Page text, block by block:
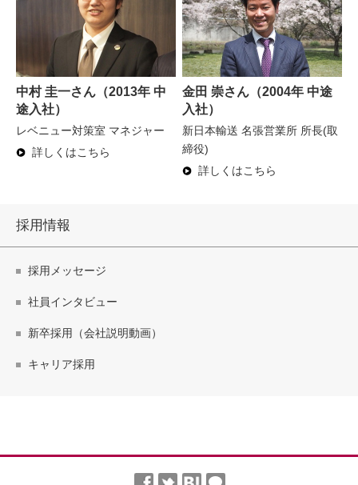
中村 圭一さん（2013年 中
途入社）
レベニュー対策室 マネジャー
詳しくはこちら
金田 崇さん（2004年 中途
入社）
新日本輸送 名張営業所 所長(取
締役)
詳しくはこちら
採用情報
採用メッセージ
社員インタビュー
新卒採用（会社説明動画）
キャリア採用